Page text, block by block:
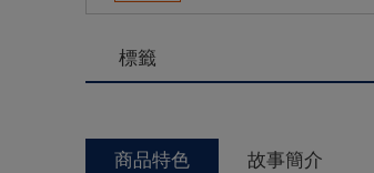
標籤
商品特色 故事簡介